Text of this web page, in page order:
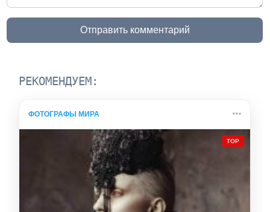
Отправить комментарий
РЕКОМЕНДУЕМ:
ФОТОГРАФЫ МИРА
TOP